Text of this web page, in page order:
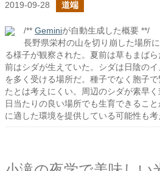
2019-09-28 道端
/** Geminiが自動生成した概要 **/
長野県栄村の山を切り崩した場所
る様子が観察された。夏前は草もまば
前はシダが生えていた。シダは日陰の
を多く受ける場所だ。種子でなく胞子
たとは考えにくい。周辺のシダが素早
日当たりの良い場所でも生育できるこ
に適した環境を提供している可能性も考